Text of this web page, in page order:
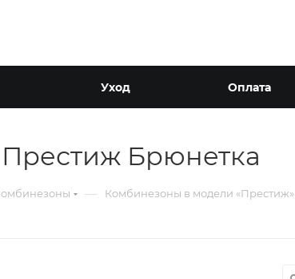
Уход Оплата
Брюнетка
— Комбинезоны в модели «Престиж»